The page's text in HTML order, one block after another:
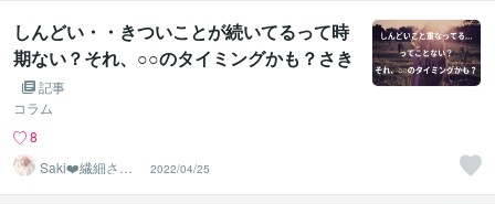
しんどい・・きついことが続いてるって時
期ない？それ、○○のタイミングかも？さき
こが思う、進化のタイミング
記事
コラム
8
Saki❤️繊細さん
のハッピーサポ
ーター
2022/04/25